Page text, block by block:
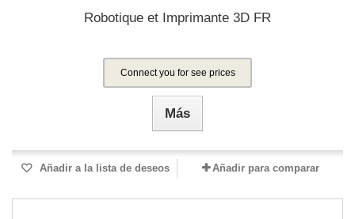
Robotique et Imprimante 3D FR
Connect you for see prices
Más
Añadir a la lista de deseos Añadir para comparar